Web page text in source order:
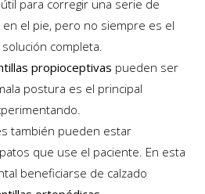
para corregir una serie de
en el pie, pero no siempre es el
completa.
propioceptivas pueden ser
postura es el principal
también pueden estar
que use el paciente. En esta
beneficiarse de calzado